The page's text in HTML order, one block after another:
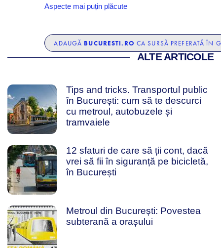
Aspecte mai puțin plăcute
ADAUGĂ BUCURESTI.RO CA SURSĂ PREFERATĂ ÎN
ALTE ARTICOLE
Tips and tricks. Transportul public
în București: cum să te descurci
cu metroul, autobuzele și
tramvaiele
12 sfaturi de care să ții cont, dacă
vrei să fii în siguranță pe bicicletă,
în București
Metroul din București: Povestea
subterană a orașului